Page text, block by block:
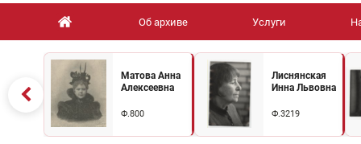
Об архиве Услуги
Матова Анна
Алексеевна
Ф.800
Лиснянская
Инна Львовна
Ф.3219